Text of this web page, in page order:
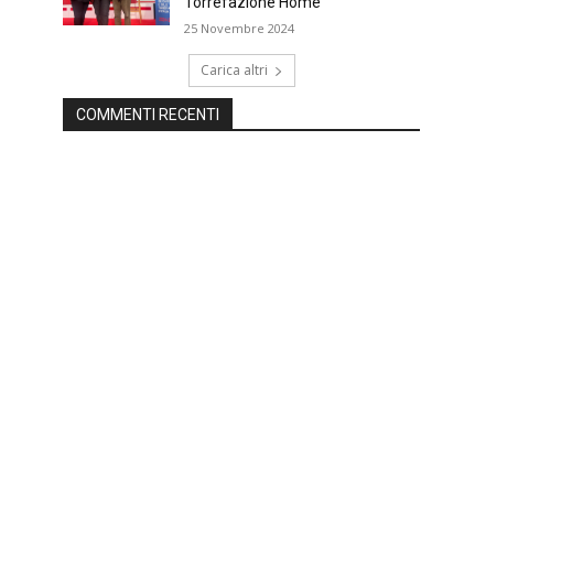
25 Novembre 2024
Carica altri
COMMENTI RECENTI